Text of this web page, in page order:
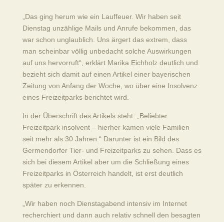
„Das ging herum wie ein Lauffeuer. Wir haben seit
Dienstag unzählige Mails und Anrufe bekommen, das
war schon unglaublich. Uns ärgert das extrem, dass
man scheinbar völlig unbedacht solche Auswirkungen
auf uns hervorruft“, erklärt Marika Eichholz deutlich und
bezieht sich damit auf einen Artikel einer bayerischen
Zeitung von Anfang der Woche, wo über eine Insolvenz
eines Freizeitparks berichtet wird.
In der Überschrift des Artikels steht: „Beliebter
Freizeitpark insolvent – hierher kamen viele Familien
seit mehr als 30 Jahren.“ Darunter ist ein Bild des
Germendorfer Tier- und Freizeitparks zu sehen. Dass es
sich bei diesem Artikel aber um die Schließung eines
Freizeitparks in Österreich handelt, ist erst deutlich
später zu erkennen.
„Wir haben noch Dienstagabend intensiv im Internet
recherchiert und dann auch relativ schnell den besagten